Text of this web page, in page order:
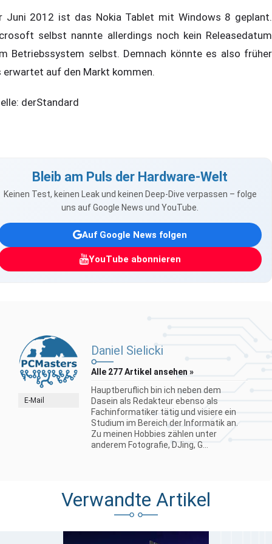
Juni 2012 ist das Nokia Tablet mit Windows 8 geplant.
selbst nannte allerdings noch kein Releasedatum
Betriebssystem selbst. Demnach könnte es also früher
erwartet auf den Markt kommen.
derStandard
Bleib am Puls der Hardware-Welt
Keinen Test, keinen Leak und keinen Deep-Dive verpassen – folge
uns auf Google News und YouTube.
Auf Google News folgen
YouTube abonnieren
E-Mail
Daniel Sielicki
Alle 277 Artikel ansehen »
Hauptberuflich bin ich neben dem
Dasein als Redakteur ebenso als
Fachinformatiker tätig und visiere ein
Studium im Bereich der Informatik an.
Zu meinen Hobbies zählen unter
anderem Fotografie, DJing, G...
Verwandte Artikel